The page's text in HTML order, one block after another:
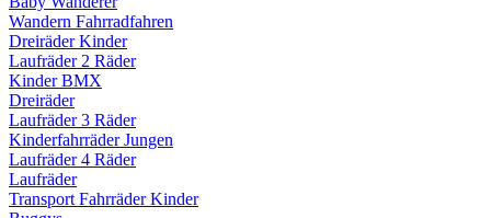
Wandern Fahrradfahren
Dreiräder Kinder
Laufräder 2 Räder
Kinder BMX
Dreiräder
Laufräder 3 Räder
Kinderfahrräder Jungen
Laufräder 4 Räder
Laufräder
Transport Fahrräder Kinder